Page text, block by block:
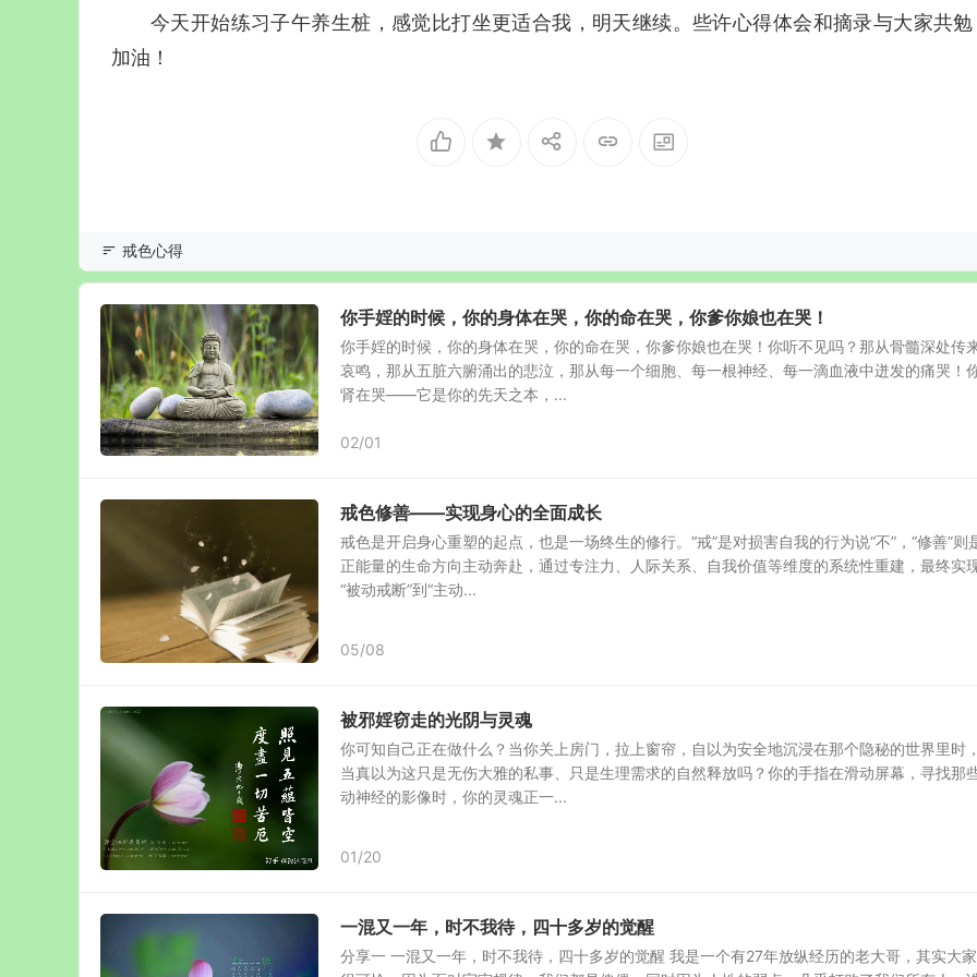
今天开始练习子午养生桩，感觉比打坐更适合我，明天继续。些许心得体会和摘录与大家共勉
加油！
戒色心得
你手婬的时候，你的身体在哭，你的命在哭，你爹你娘也在哭！
你手婬的时候，你的身体在哭，你的命在哭，你爹你娘也在哭！你听不见吗？那从骨髓深处传
哀鸣，那从五脏六腑涌出的悲泣，那从每一个细胞、每一根神经、每一滴血液中迸发的痛哭！
肾在哭——它是你的先天之本，...
02/01
戒色修善——实现身心的全面成长
戒色是开启身心重塑的起点，也是一场终生的修行。“戒”是对损害自我的行为说“不”，“修善”则
正能量的生命方向主动奔赴，通过专注力、人际关系、自我价值等维度的系统性重建，最终实
“被动戒断”到“主动...
05/08
被邪婬窃走的光阴与灵魂
你可知自己正在做什么？当你关上房门，拉上窗帘，自以为安全地沉浸在那个隐秘的世界里时
当真以为这只是无伤大雅的私事、只是生理需求的自然释放吗？你的手指在滑动屏幕，寻找那
动神经的影像时，你的灵魂正一...
01/20
一混又一年，时不我待，四十多岁的觉醒
分享一 一混又一年，时不我待，四十多岁的觉醒 我是一个有27年放纵经历的老大哥，其实大